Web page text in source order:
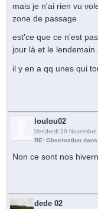
mais je n'ai rien vu
zone de passage
est'ce que ce n'est
jour là et le lendemain
il y en a qq unes qui
loulou02
Vendredi 19
RE: Observation
Non ce sont nos
dede 02